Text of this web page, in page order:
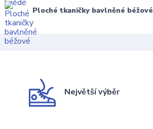
Ploché tkaničky bavlněné béžové
Největší výběr